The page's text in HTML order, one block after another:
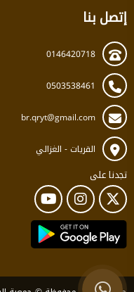
إتصل بنا
0146420718
0503538461
br.qryt@gmail.com
القريات - الغزالي
تجدنا على